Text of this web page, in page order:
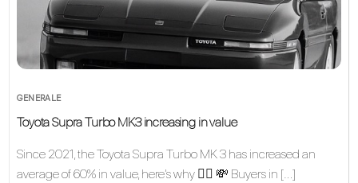
GENERALE
Toyota Supra Turbo MK3 increasing in value
Since 2021, the Toyota Supra Turbo MK 3 has increased an
average of 60% in value, here’s why 👇🏽 💸 Buyers in […]